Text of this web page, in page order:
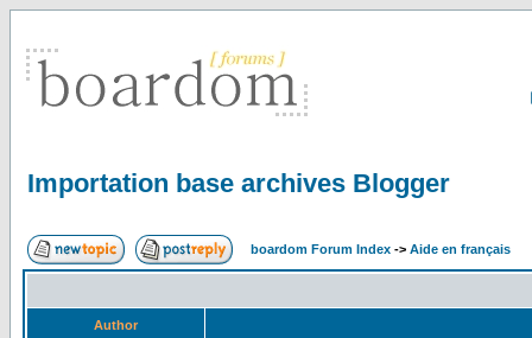
Importation base archives Blogger
boardom Forum Index -> Aide en français
Author